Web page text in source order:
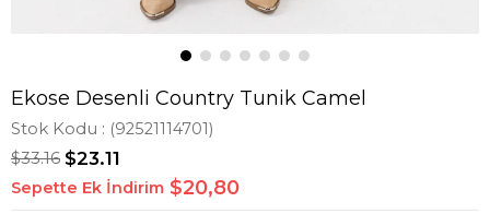
Ekose Desenli Country Tunik Camel
Stok Kodu (92521114701)
$33.16 $23.11
Sepette Ek İndirim $20,80